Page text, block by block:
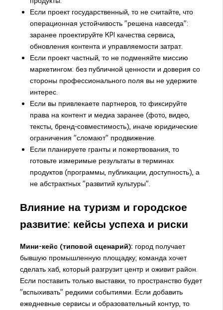
Если проект государственный, то не считайте, что
операционная устойчивость "решена навсегда":
заранее проектируйте KPI качества сервиса,
обновления контента и управляемости затрат.
Если проект частный, то не подменяйте миссию
маркетингом: без публичной ценности и доверия со
стороны профессионального поля вы не удержите
интерес.
Если вы привлекаете партнеров, то фиксируйте
права на контент и медиа заранее (фото, видео,
тексты, бренд-совместимость), иначе юридические
ограничения "сломают" продвижение.
Если планируете гранты и пожертвования, то
готовьте измеримые результаты в терминах
продуктов (программы, публикации, доступность), а
не абстрактных "развитий культуры".
Влияние на туризм и городское
развитие: кейсы успеха и риски
Мини-кейс (типовой сценарий): город получает
бывшую промышленную площадку; команда хочет
сделать хаб, который разгрузит центр и оживит район.
Если поставить только выставки, то пространство будет
"вспыхивать" редкими событиями. Если добавить
ежедневные сервисы и образовательный контур, то